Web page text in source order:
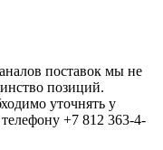
поставок мы не
позиций.
уточнять у
+7 812 363-4-